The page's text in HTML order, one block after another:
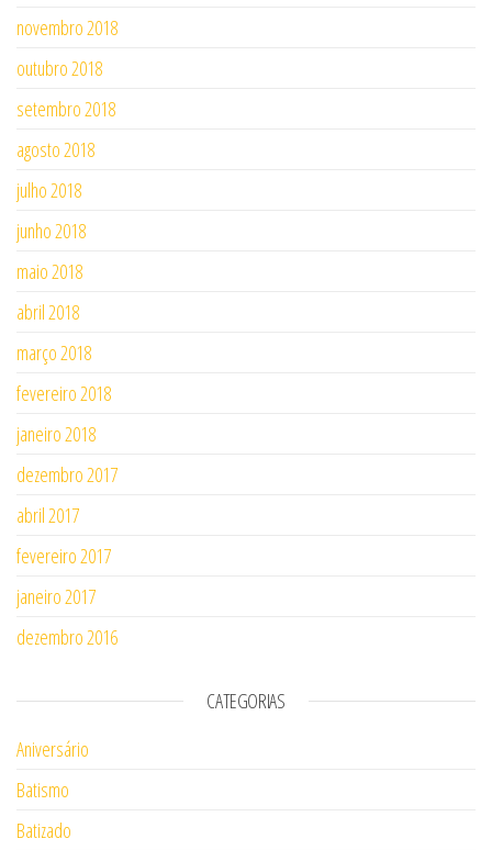
novembro 2018
outubro 2018
setembro 2018
agosto 2018
julho 2018
junho 2018
maio 2018
abril 2018
março 2018
fevereiro 2018
janeiro 2018
dezembro 2017
abril 2017
fevereiro 2017
janeiro 2017
dezembro 2016
CATEGORIAS
Aniversário
Batismo
Batizado